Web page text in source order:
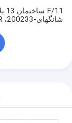
شانگهای-200233، PR چین